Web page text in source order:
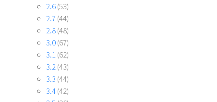
2.6(53)
2.7 (44)
2.8(48)
3.0(67)
3.1(62)
3.2(43)
3.3 (44)
3.4(42)